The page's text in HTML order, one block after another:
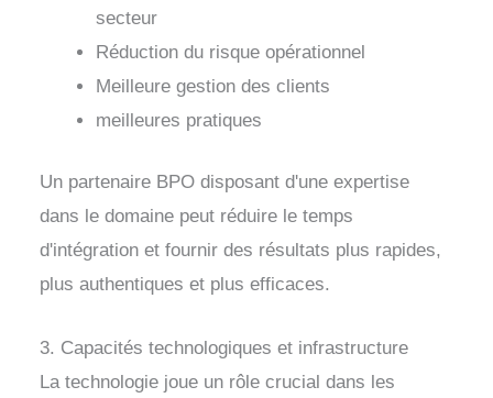
secteur
Réduction du risque opérationnel
Meilleure gestion des clients
meilleures pratiques
Un partenaire BPO disposant d'une expertise
dans le domaine peut réduire le temps
d'intégration et fournir des résultats plus rapides,
plus authentiques et plus efficaces.
3. Capacités technologiques et infrastructure
La technologie joue un rôle crucial dans les